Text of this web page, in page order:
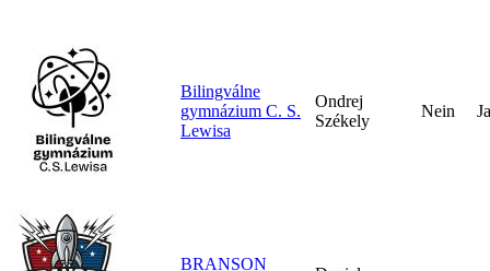
Bilingválne
gymnázium C. S.
Lewisa
Ondrej
Székely
Nein Ja
BRANSON